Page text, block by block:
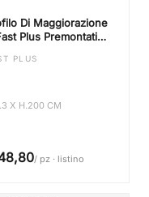
Di Maggiorazione
Plus Premontati
PLUS
X H.200 CM
/ pz · listino